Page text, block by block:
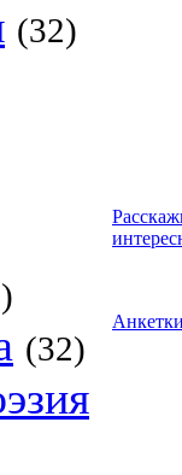
(32)
(32)